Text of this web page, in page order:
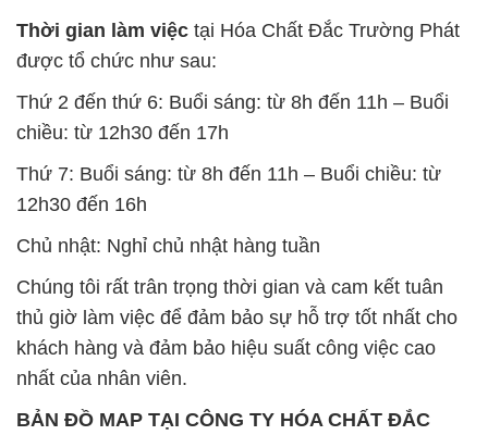
Thời gian làm việc tại Hóa Chất Đắc Trường Phát
được tổ chức như sau:
Thứ 2 đến thứ 6: Buổi sáng: từ 8h đến 11h – Buổi
chiều: từ 12h30 đến 17h
Thứ 7: Buổi sáng: từ 8h đến 11h – Buổi chiều: từ
12h30 đến 16h
Chủ nhật: Nghỉ chủ nhật hàng tuần
Chúng tôi rất trân trọng thời gian và cam kết tuân
thủ giờ làm việc để đảm bảo sự hỗ trợ tốt nhất cho
khách hàng và đảm bảo hiệu suất công việc cao
nhất của nhân viên.
BẢN ĐỒ MAP TẠI CÔNG TY HÓA CHẤT ĐẮC